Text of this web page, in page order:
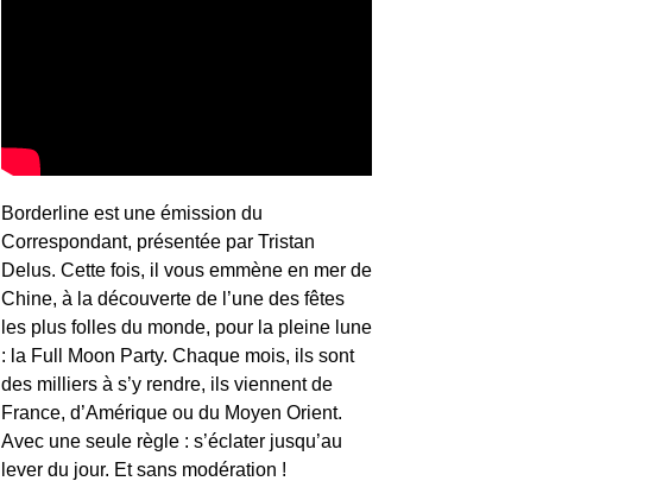
Borderline est une émission du
Correspondant, présentée par Tristan
Delus. Cette fois, il vous emmène en mer de
Chine, à la découverte de l’une des fêtes
les plus folles du monde, pour la pleine lune
: la Full Moon Party. Chaque mois, ils sont
des milliers à s’y rendre, ils viennent de
France, d’Amérique ou du Moyen Orient.
Avec une seule règle : s’éclater jusqu’au
lever du jour. Et sans modération !